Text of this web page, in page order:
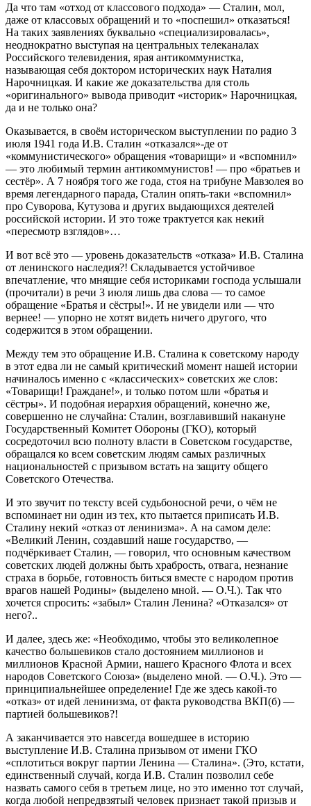
Да что там «отход от классового подхода» — Сталин, мол,
даже от классовых обращений и то «поспешил» отказаться!
На таких заявлениях буквально «специализировалась»,
неоднократно выступая на центральных телеканалах
Российского телевидения, ярая антикоммунистка,
называющая себя доктором исторических наук Наталия
Нарочницкая. И какие же доказательства для столь
«оригинального» вывода приводит «историк» Нарочницкая,
да и не только она?
Оказывается, в своём историческом выступлении по радио 3
июля 1941 года И.В. Сталин «отказался»-де от
«коммунистического» обращения «товарищи» и «вспомнил»
— это любимый термин антикоммунистов! — про «братьев и
сестёр». А 7 ноября того же года, стоя на трибуне Мавзолея во
время легендарного парада, Сталин опять-таки «вспомнил»
про Суворова, Кутузова и других выдающихся деятелей
российской истории. И это тоже трактуется как некий
«пересмотр взглядов»…
И вот всё это — уровень доказательств «отказа» И.В. Сталина
от ленинского наследия?! Складывается устойчивое
впечатление, что мнящие себя историками господа услышали
(прочитали) в речи 3 июля лишь два слова — то самое
обращение «Братья и сёстры!». И не увидели или — что
вернее! — упорно не хотят видеть ничего другого, что
содержится в этом обращении.
Между тем это обращение И.В. Сталина к советскому народу
в этот едва ли не самый критический момент нашей истории
начиналось именно с «классических» советских же слов:
«Товарищи! Граждане!», и только потом шли «братья и
сёстры». И подобная иерархия обращений, конечно же,
совершенно не случайна: Сталин, возглавивший накануне
Государственный Комитет Обороны (ГКО), который
сосредоточил всю полноту власти в Советском государстве,
обращался ко всем советским людям самых различных
национальностей с призывом встать на защиту общего
Советского Отечества.
И это звучит по тексту всей судьбоносной речи, о чём не
вспоминает ни один из тех, кто пытается приписать И.В.
Сталину некий «отказ от ленинизма». А на самом деле:
«Великий Ленин, создавший наше государство, —
подчёркивает Сталин, — говорил, что основным качеством
советских людей должны быть храбрость, отвага, незнание
страха в борьбе, готовность биться вместе с народом против
врагов нашей Родины» (выделено мной. — О.Ч.). Так что
хочется спросить: «забыл» Сталин Ленина? «Отказался» от
него?..
И далее, здесь же: «Необходимо, чтобы это великолепное
качество большевиков стало достоянием миллионов и
миллионов Красной Армии, нашего Красного Флота и всех
народов Советского Союза» (выделено мной. — О.Ч.). Это —
принципиальнейшее определение! Где же здесь какой-то
«отказ» от идей ленинизма, от факта руководства ВКП(б) —
партией большевиков?!
А заканчивается это навсегда вошедшее в историю
выступление И.В. Сталина призывом от имени ГКО
«сплотиться вокруг партии Ленина — Сталина». (Это, кстати,
единственный случай, когда И.В. Сталин позволил себе
назвать самого себя в третьем лице, но это именно тот случай,
когда любой непредвзятый человек признает такой призыв и